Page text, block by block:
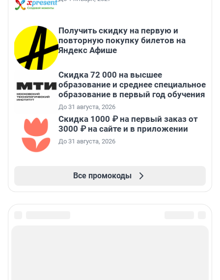
Получить скидку на первую и
повторную покупку билетов на
Яндекс Афише
Скидка 72 000 на высшее
образование и среднее специальное
образование в первый год обучения
До 31 августа, 2026
Скидка 1000 ₽ на первый заказ от
3000 ₽ на сайте и в приложении
До 31 августа, 2026
Все промокоды